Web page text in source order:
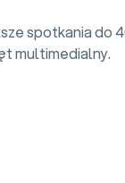
spotkania do
multimedialny.